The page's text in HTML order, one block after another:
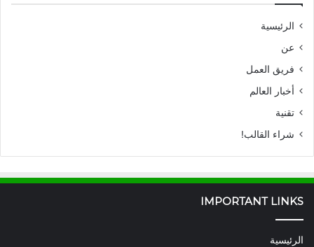
الرئيسية
عن
فريق العمل
أخبار العالم
تقنية
شراء القالب!
IMPORTANT LINKS
الرئيسية